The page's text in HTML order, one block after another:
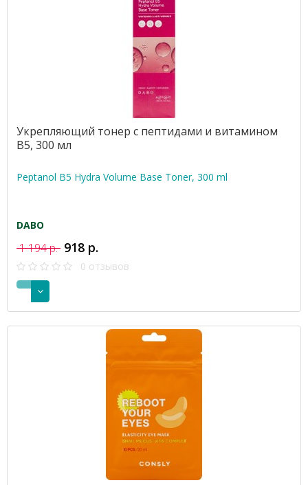
Укрепляющий тонер с пептидами и витамином
B5, 300 мл
Peptanol B5 Hydra Volume Base Toner, 300 ml
DABO
1 194 р. 918 р.
0 отзывов